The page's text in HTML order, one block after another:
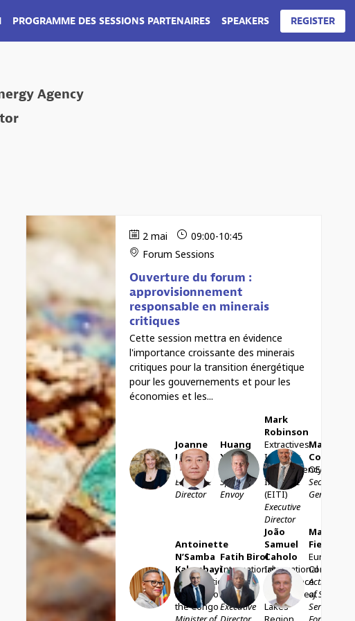
PROGRAMME DES SESSIONS PARTENAIRES SPEAKERS REGISTER
EN CHINOIS
Agency
2 mai 09:00-10:45
Forum Sessions
Ouverture du forum :
approvisionnement
responsable en minerais
critiques
Cette session mettra en évidence
l'importance croissante des minerais
critiques pour la transition énergétique
pour les gouvernements et pour les
économies et les...
JL
Joanne
Lebert
IMPACT
Executive
Director
HX
Huang
Xia
UN
Special
Envoy
MR
Mark
Robinson
Extractives
Industry
Transparency
Initiative
(EITI)
Executive
Director
MC
Mathias
Cormann
OECD
Secretary-
General
ANK
Antoinette
N’Samba
Kalambayi
Democratic
Republic of
the Congo
FB
Fatih Birol
International
Energy
Agency
Executive
JSC
João
Samuel
Caholo
International
Conference
on the Great
Lakes
MF
Marc
Fiedrich
European
Commission
Acting Head
of Service,
Service for